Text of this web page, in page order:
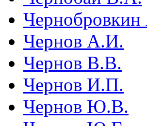
Чернов А.И.
Чернов В.В.
Чернов И.П.
Чернов Ю.В.